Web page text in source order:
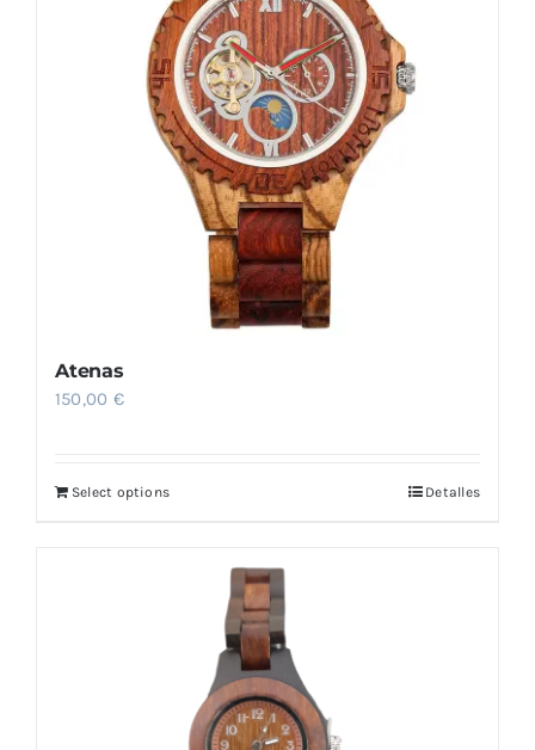
Atenas
150,00 €
Select options Detalles